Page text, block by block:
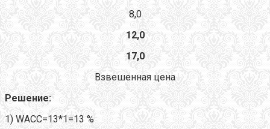
8,0
12,0
17,0
Взвешенная цена
Решение:
1) WACC=13*1=13 %